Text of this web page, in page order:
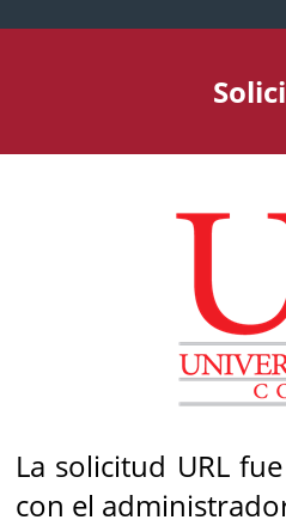
La solicitud URL
con el